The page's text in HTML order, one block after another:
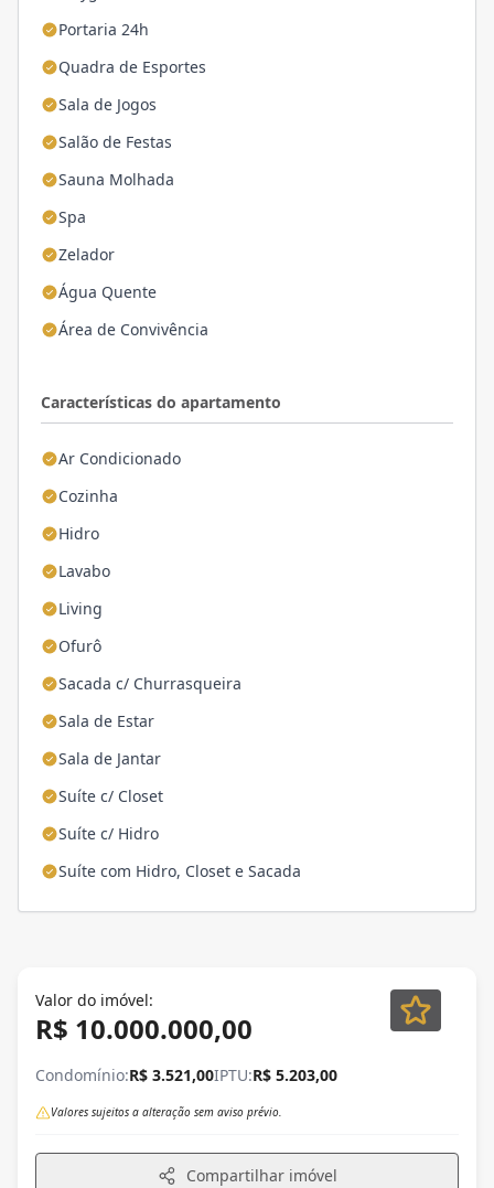
Portaria 24h
Quadra de Esportes
Sala de Jogos
Salão de Festas
Sauna Molhada
Spa
Zelador
Água Quente
Área de Convivência
Características do apartamento
Ar Condicionado
Cozinha
Hidro
Lavabo
Living
Ofurô
Sacada c/ Churrasqueira
Sala de Estar
Sala de Jantar
Suíte c/ Closet
Suíte c/ Hidro
Suíte com Hidro, Closet e Sacada
Valor do imóvel:
R$ 10.000.000,00
Condomínio:R$ 3.521,00IPTU:R$ 5.203,00
Valores sujeitos a alteração sem aviso prévio.
Compartilhar imóvel